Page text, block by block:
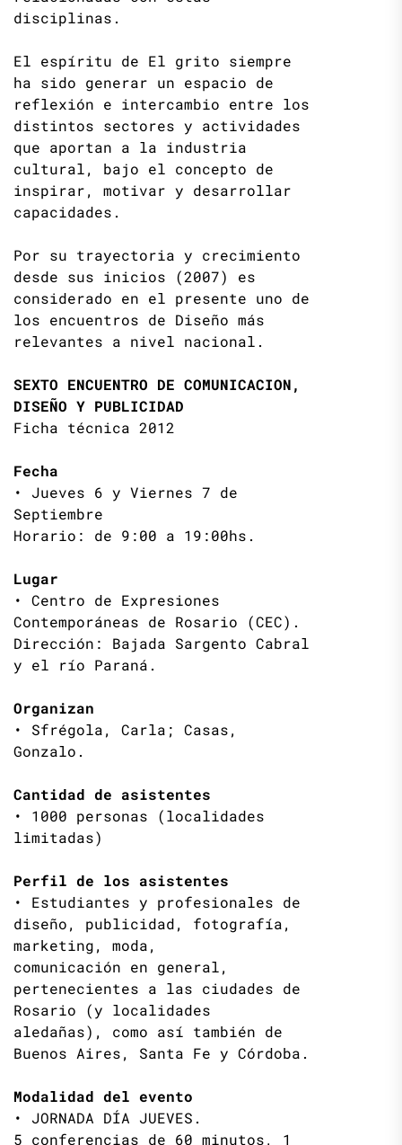
disciplinas.
El espíritu de El grito siempre
ha sido generar un espacio de
reflexión e intercambio entre los
distintos sectores y actividades
que aportan a la industria
cultural, bajo el concepto de
inspirar, motivar y desarrollar
capacidades.
Por su trayectoria y crecimiento
desde sus inicios (2007) es
considerado en el presente uno de
los encuentros de Diseño más
relevantes a nivel nacional.
SEXTO ENCUENTRO DE COMUNICACION,
DISEÑO Y PUBLICIDAD
Ficha técnica 2012
Fecha
• Jueves 6 y Viernes 7 de
Septiembre
Horario: de 9:00 a 19:00hs.
Lugar
• Centro de Expresiones
Contemporáneas de Rosario (CEC).
Dirección: Bajada Sargento Cabral
y el río Paraná.
Organizan
• Sfrégola, Carla; Casas,
Gonzalo.
Cantidad de asistentes
• 1000 personas (localidades
limitadas)
Perfil de los asistentes
• Estudiantes y profesionales de
diseño, publicidad, fotografía,
marketing, moda,
comunicación en general,
pertenecientes a las ciudades de
Rosario (y localidades
aledañas), como así también de
Buenos Aires, Santa Fe y Córdoba.
Modalidad del evento
• JORNADA DÍA JUEVES.
5 conferencias de 60 minutos, 1